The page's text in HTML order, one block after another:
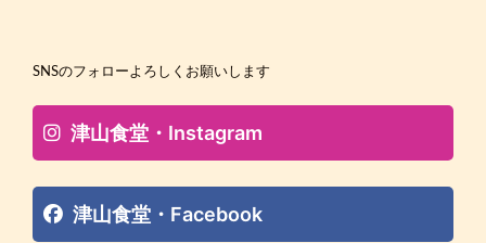
SNSのフォローよろしくお願いします
津山食堂・Instagram
津山食堂・Facebook